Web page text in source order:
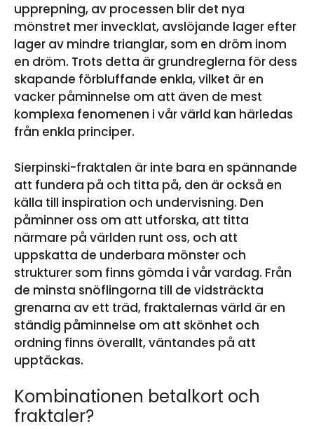
upprepning, av processen blir det nya
mönstret mer invecklat, avslöjande lager efter
lager av mindre trianglar, som en dröm inom
en dröm. Trots detta är grundreglerna för dess
skapande förbluffande enkla, vilket är en
vacker påminnelse om att även de mest
komplexa fenomenen i vår värld kan härledas
från enkla principer.
Sierpinski-fraktalen är inte bara en spännande
att fundera på och titta på, den är också en
källa till inspiration och undervisning. Den
påminner oss om att utforska, att titta
närmare på världen runt oss, och att
uppskatta de underbara mönster och
strukturer som finns gömda i vår vardag. Från
de minsta snöflingorna till de vidsträckta
grenarna av ett träd, fraktalernas värld är en
ständig påminnelse om att skönhet och
ordning finns överallt, väntandes på att
upptäckas.
Kombinationen betalkort och
fraktaler?